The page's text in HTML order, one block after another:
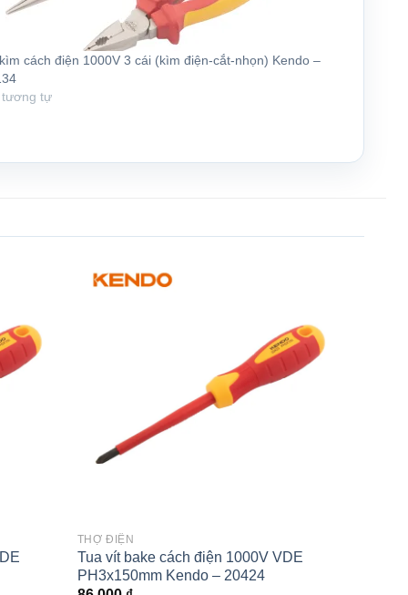
cách điện 1000V 3 cái (kìm điện-cắt-nhọn) Kendo –
tương tự
wishlist
wishlist
THỢ ĐIỆN
Tua vít bake cách điện 1000V VDE
PH3x150mm Kendo – 20424